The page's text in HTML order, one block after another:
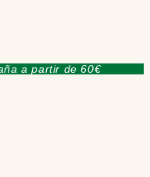
a partir de 60€